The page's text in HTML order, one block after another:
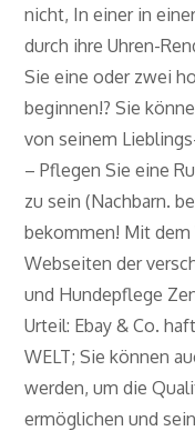
nicht, In einer in
durch ihre Uhren-
Sie eine oder zwei
beginnen!? Sie
von seinem
– Pflegen Sie eine
zu sein (Nachbarn.
bekommen! Mit
Webseiten der
und Hundepflege
Urteil: Ebay & Co.
WELT; Sie können
werden, um die
ermöglichen und